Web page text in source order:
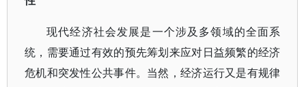
现代经济社会发展是一个涉及多领域的全面系
统，需要通过有效的预先筹划来应对日益频繁的经济
危机和突发性公共事件。当然，经济运行又是有规律